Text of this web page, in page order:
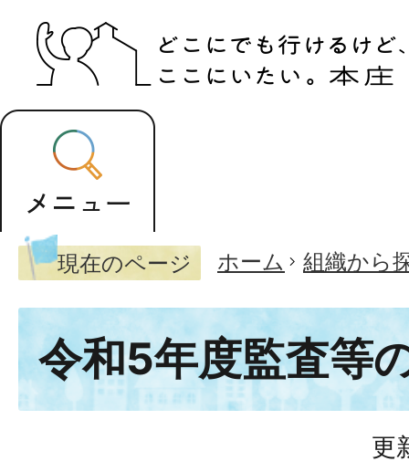
現在のページ ホーム 組織から
令和5年度監査等
更